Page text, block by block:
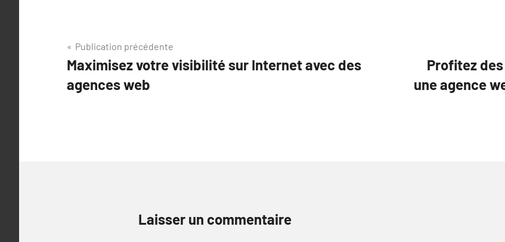
Navigation
de
l’article
Publication précédente
Maximisez votre visibilité sur Internet avec des
agences web
Profitez
une agence
Laisser un commentaire